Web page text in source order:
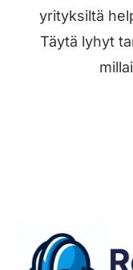
yrityksiltä
Täytä lyhyt